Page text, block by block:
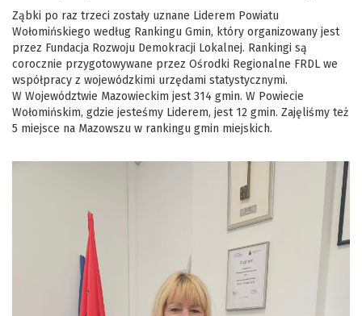
Ząbki po raz trzeci zostały uznane Liderem Powiatu
Wołomińskiego według Rankingu Gmin, który organizowany jest
przez Fundacja Rozwoju Demokracji Lokalnej. Rankingi są
corocznie przygotowywane przez Ośrodki Regionalne FRDL we
współpracy z wojewódzkimi urzędami statystycznymi.
W Województwie Mazowieckim jest 314 gmin. W Powiecie
Wołomińskim, gdzie jesteśmy Liderem, jest 12 gmin. Zajęliśmy też
5 miejsce na Mazowszu w rankingu gmin miejskich.